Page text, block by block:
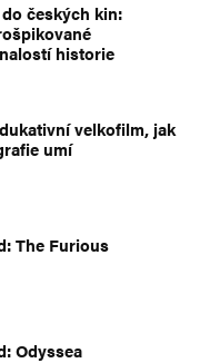
českých kin:
historie
velkofilm, jak
umí
The Furious
Odyssea